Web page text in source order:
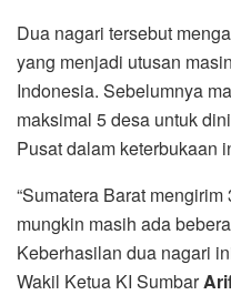
Dua nagari tersebut
yang menjadi utusan
Indonesia. Sebelumnya
maksimal 5 desa untuk
Pusat dalam keterbukaan
“Sumatera Barat
mungkin masih ada
Keberhasilan dua nagari
Wakil Ketua KI Sumbar